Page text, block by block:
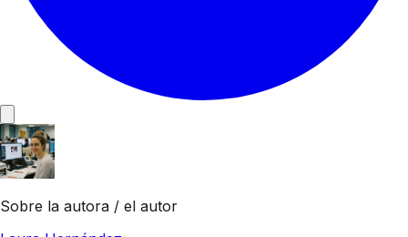
Sobre la autora / el autor